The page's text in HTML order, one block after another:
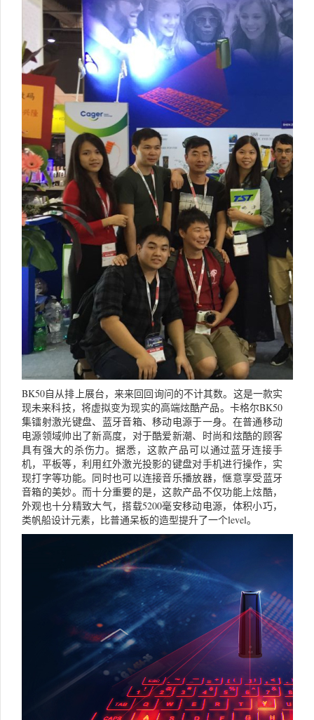
BK50自从排上展台，来来回回询问的不计其数。这是一款实
现未来科技，将虚拟变为现实的高端炫酷产品。卡格尔BK50
集镭射激光键盘、蓝牙音箱、移动电源于一身。在普通移动
电源领域帅出了新高度，对于酷爱新潮、时尚和炫酷的顾客
具有强大的杀伤力。据悉，这款产品可以通过蓝牙连接手
机，平板等，利用红外激光投影的键盘对手机进行操作，实
现打字等功能。同时也可以连接音乐播放器，惬意享受蓝牙
音箱的美妙。而十分重要的是，这款产品不仅功能上炫酷，
外观也十分精致大气，搭载5200毫安移动电源，体积小巧，
类帆船设计元素，比普通呆板的造型提升了一个level。